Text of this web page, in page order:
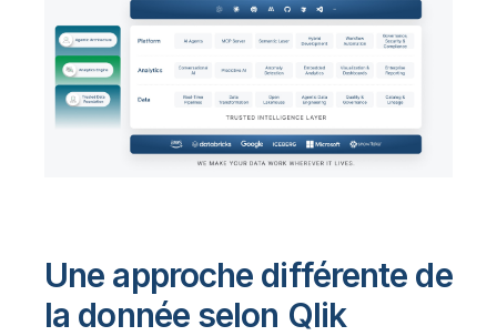
Une approche différente de
la donnée selon Qlik